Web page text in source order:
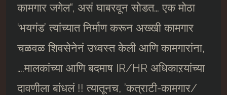
कामगार जगेल“, असं घाबरवून सोडत… एक मोठा
‘भयगंड’ त्यांच्यात निर्माण करून अख्खी कामगार
चळवळ शिवसेनेनं उध्वस्त केली आणि कामगारांना,
….मालकांच्या आणि बदमाष IR/HR अधिकाऱयांच्या
दावणीला बांधलं !! त्यातूनच, ’कत्राटी-कामगार/